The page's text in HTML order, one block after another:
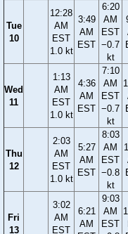
Tue
10
12:28
AM
EST
1.0 kt
3:49
AM
EST
6:20
AM
EST
−0.7
kt
Wed
11
1:13
AM
EST
1.0 kt
4:36
AM
EST
7:10
AM
EST
−0.7
kt
Thu
12
2:03
AM
EST
1.0 kt
5:27
AM
EST
8:03
AM
EST
−0.8
kt
Fri
13
3:02
AM
EST
6:21
AM
9:03
AM
EST